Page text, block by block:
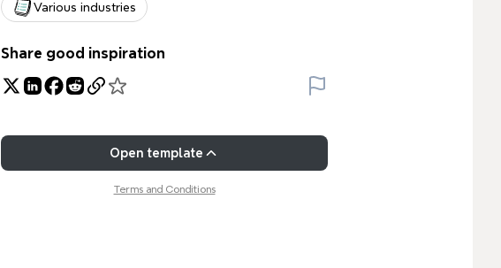
Open template
Terms and Conditions
Various industries
Share good inspiration